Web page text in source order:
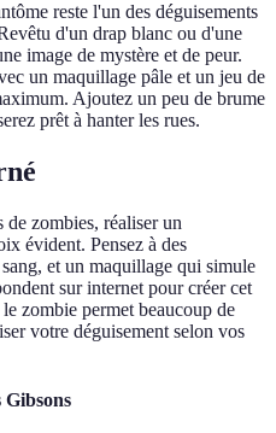
reste l'un des déguisements
d'un drap blanc ou d'une
image de mystère et de peur.
un maquillage pâle et un jeu de
Ajoutez un peu de brume
prêt à hanter les rues.
de zombies, réaliser un
évident. Pensez à des
et un maquillage qui simule
sur internet pour créer cet
zombie permet beaucoup de
votre déguisement selon vos
Gibsons